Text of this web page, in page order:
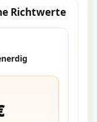
Richtwerte